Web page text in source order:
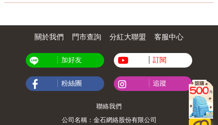
關於我們 門市查詢 分紅大聯盟 客服中心
加好友 訂閱
粉絲團 追蹤
聯絡我們
公司名稱：金石網絡股份有限公司